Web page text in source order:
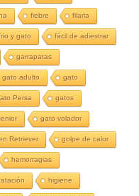
fiebre filaria
y gato fácil de adiestrar
garrapatas
gato adulto gato
Persa gatos
gato volador
Retriever golpe de calor
hemorragias
higiene